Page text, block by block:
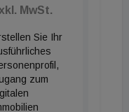
weiteten ihre
um fast 16 % auf
allem
dieser Erholung.
MwSt.
Sie Ihr
zum